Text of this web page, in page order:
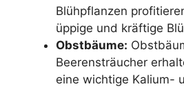
Blühpflanzen
üppige und kräftige
Obstbäume:
Beerensträucher
eine wichtige Kalium-